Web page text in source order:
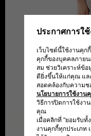
ประกาศการใ
เว็บไซต์นี้ใช้งานคุก
คุกกี้ของบุคคลภายน
สม ช่วยวิเคราะห์ข้
ดียิ่งขึ้นให้แก่คุณ แล
สอดคล้องกับความ
นโยบายการใช้งาน
วิธีการปิดการใช้งา
คุณ
เมื่อคลิกที่ "ยอมรับ
งานคุกกี้ทุกประเภท